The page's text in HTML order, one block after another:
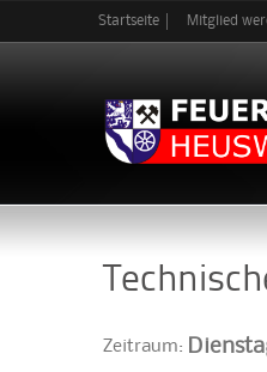
Startseite Mitglied
Zeitraum: